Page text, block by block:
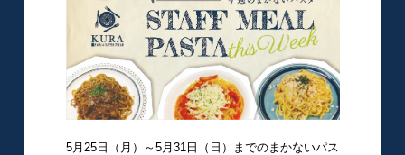
5月25日（月）～5月31日（日）までのまかないパス